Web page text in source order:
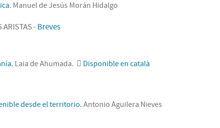
. Manuel de Jesús Morán Hidalgo
ARISTAS -Breves
Laia de Ahumada. Disponible en català
desde el territorio. Antonio Aguilera Nieves